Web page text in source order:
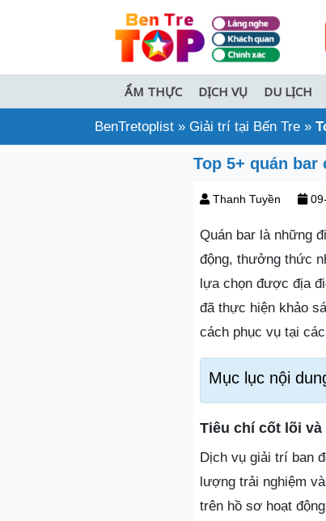
ẨM THỰC DỊCH VỤ DU LỊCH
BenTretoplist » Giải trí tại Bến Tre »
Top 5+ quán
Thanh Tuyền
Quán bar là những
động, thưởng thức
lựa chọn được địa
đã thực hiện khảo
cách phục vụ tại các
Mục lục nội
Tiêu chí cốt lõi
Dịch vụ giải trí ban
lượng trải nghiệm
trên hồ sơ hoạt